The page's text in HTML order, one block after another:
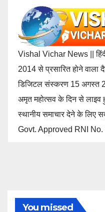
Vishal Vichar News || हिंदी
2014 से प्रसारित होने वाला
डिजिटल संस्करण 15 अगस्त
अमृत महोत्सव के दिन से
स्थानीय समाचार देने के लिए
Govt. Approved RNI
You missed